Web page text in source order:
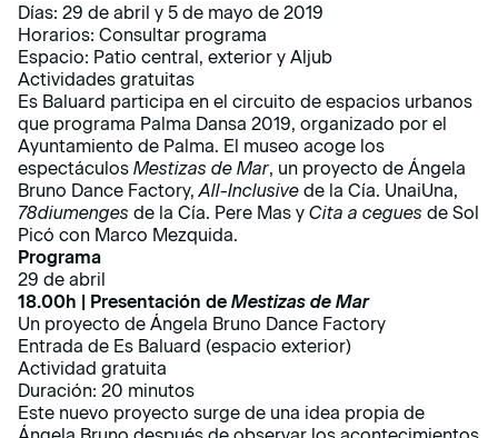
Días: 29 de abril y 5 de mayo de 2019
Horarios: Consultar programa
Espacio: Patio central, exterior y Aljub
Actividades gratuitas
Es Baluard participa en el circuito de espacios urbanos
que programa Palma Dansa 2019, organizado por el
Ayuntamiento de Palma. El museo acoge los
espectáculos Mestizas de Mar, un proyecto de Ángela
Bruno Dance Factory,All-Inclusive de la Cía. UnaiUna,
78diumenges de la Cía. Pere Mas y Cita a cegues de Sol
Picó con Marco Mezquida.
Programa
29 de abril
18.00h | Presentación de Mestizas de Mar
Un proyecto de Ángela Bruno Dance Factory
Entrada de Es Baluard (espacio exterior)
Actividad gratuita
Duración: 20 minutos
Este nuevo proyecto surge de una idea propia de